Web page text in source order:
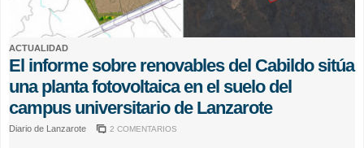
ACTUALIDAD
El informe sobre renovables del Cabildo sitúa
una planta fotovoltaica en el suelo del
campus universitario de Lanzarote
Diario de Lanzarote 2 COMENTARIOS